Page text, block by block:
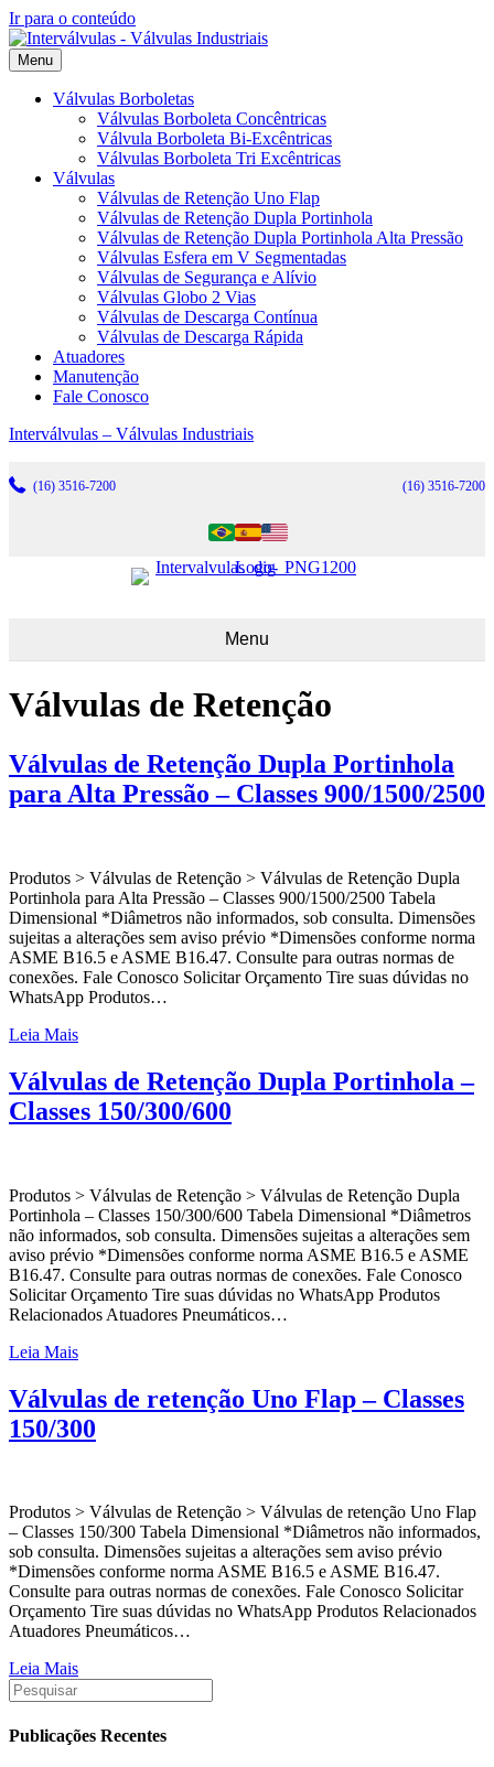
Ir para o conteúdo
Menu
Válvulas Borboletas
Válvulas Borboleta Concêntricas
Válvula Borboleta Bi-Excêntricas
Válvulas Borboleta Tri Excêntricas
Válvulas
Válvulas de Retenção Uno Flap
Válvulas de Retenção Dupla Portinhola
Válvulas de Retenção Dupla Portinhola Alta Pressão
Válvulas Esfera em V Segmentadas
Válvulas de Segurança e Alívio
Válvulas Globo 2 Vias
Válvulas de Descarga Contínua
Válvulas de Descarga Rápida
Atuadores
Manutenção
Fale Conosco
Interválvulas – Válvulas Industriais
(16) 3516-7200 (16) 3516-7200
Menu
Válvulas de Retenção
Válvulas de Retenção Dupla Portinhola
para Alta Pressão – Classes 900/1500/2500
Produtos > Válvulas de Retenção > Válvulas de Retenção Dupla
Portinhola para Alta Pressão – Classes 900/1500/2500 Tabela
Dimensional *Diâmetros não informados, sob consulta. Dimensões
sujeitas a alterações sem aviso prévio *Dimensões conforme norma
ASME B16.5 e ASME B16.47. Consulte para outras normas de
conexões. Fale Conosco Solicitar Orçamento Tire suas dúvidas no
WhatsApp Produtos…
Leia Mais
Válvulas de Retenção Dupla Portinhola –
Classes 150/300/600
Produtos > Válvulas de Retenção > Válvulas de Retenção Dupla
Portinhola – Classes 150/300/600 Tabela Dimensional *Diâmetros
não informados, sob consulta. Dimensões sujeitas a alterações sem
aviso prévio *Dimensões conforme norma ASME B16.5 e ASME
B16.47. Consulte para outras normas de conexões. Fale Conosco
Solicitar Orçamento Tire suas dúvidas no WhatsApp Produtos
Relacionados Atuadores Pneumáticos…
Leia Mais
Válvulas de retenção Uno Flap – Classes
150/300
Produtos > Válvulas de Retenção > Válvulas de retenção Uno Flap
– Classes 150/300 Tabela Dimensional *Diâmetros não informados,
sob consulta. Dimensões sujeitas a alterações sem aviso prévio
*Dimensões conforme norma ASME B16.5 e ASME B16.47.
Consulte para outras normas de conexões. Fale Conosco Solicitar
Orçamento Tire suas dúvidas no WhatsApp Produtos Relacionados
Atuadores Pneumáticos…
Leia Mais
Publicações Recentes